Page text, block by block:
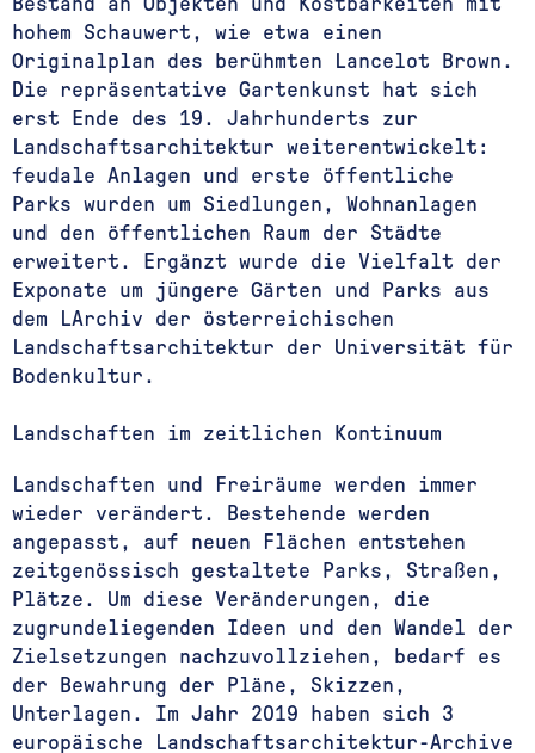
Bestand an Objekten und Kostbarkeiten mit
hohem Schauwert, wie etwa einen
Originalplan des berühmten Lancelot Brown.
Die repräsentative Gartenkunst hat sich
erst Ende des 19. Jahrhunderts zur
Landschaftsarchitektur weiterentwickelt:
feudale Anlagen und erste öffentliche
Parks wurden um Siedlungen, Wohnanlagen
und den öffentlichen Raum der Städte
erweitert. Ergänzt wurde die Vielfalt der
Exponate um jüngere Gärten und Parks aus
dem LArchiv der österreichischen
Landschaftsarchitektur der Universität für
Bodenkultur.
Landschaften im zeitlichen Kontinuum
Landschaften und Freiräume werden immer
wieder verändert. Bestehende werden
angepasst, auf neuen Flächen entstehen
zeitgenössisch gestaltete Parks, Straßen,
Plätze. Um diese Veränderungen, die
zugrundeliegenden Ideen und den Wandel der
Zielsetzungen nachzuvollziehen, bedarf es
der Bewahrung der Pläne, Skizzen,
Unterlagen. Im Jahr 2019 haben sich 3
europäische Landschaftsarchitektur-Archive